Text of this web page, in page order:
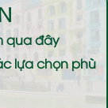
qua đây
lựa chọn phù